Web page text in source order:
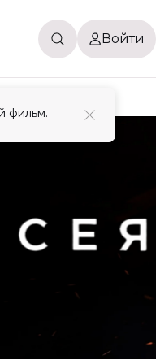
Войти
фильм.